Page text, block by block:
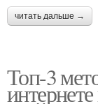
читать дальше →
Топ-3